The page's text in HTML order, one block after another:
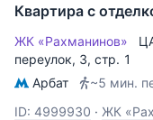
Квартира с
ЖК «Рахманинов»
переулок, 3, стр. 1
Арбат
~5 мин.
ID: 4999930 · ЖК